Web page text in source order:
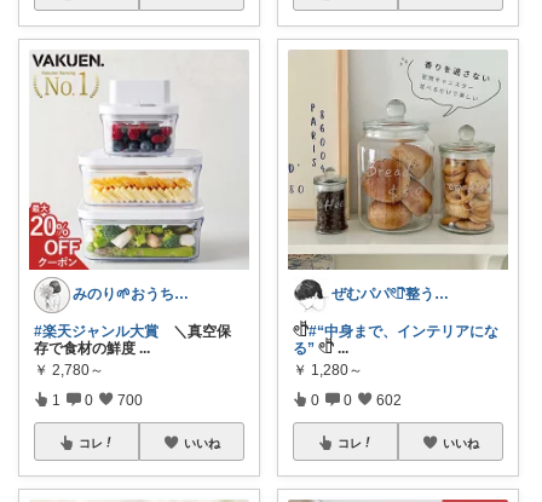
みのり🌱おうち時間充実item
#楽天ジャンル大賞 ＼真空保
存で食材の鮮度 ...
￥ 2,780～
1 0 700
コレ いいね
ぜむパパ𓏲𓎨整う暮らしのお手伝い
𓏲𓎨#“中身まで、インテリアにな
る” 𓏲𓎨 ...
￥ 1,280～
0 0 602
コレ いいね